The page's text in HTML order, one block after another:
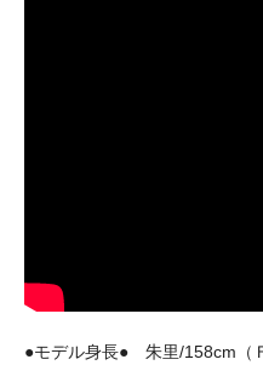
●モデル身長● 朱里/158cm（